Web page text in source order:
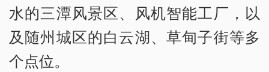
水的三潭风景区、风机智能工厂，以
及随州城区的白云湖、草甸子街等多
个点位。